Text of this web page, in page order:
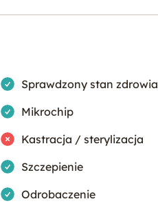
Tak Sprawdzony stan zdrowia
Tak Mikrochip
Nie Kastracja / sterylizacja
Tak Szczepienie
Tak Odrobaczenie